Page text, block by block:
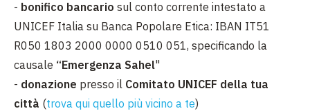
- bonifico bancario sul conto corrente intestato a
UNICEF Italia su Banca Popolare Etica: IBAN IT51
R050 1803 2000 0000 0510 051, specificando la
causale “Emergenza Sahel"
- donazione presso il Comitato UNICEF della tua
città (trova qui quello più vicino a te)